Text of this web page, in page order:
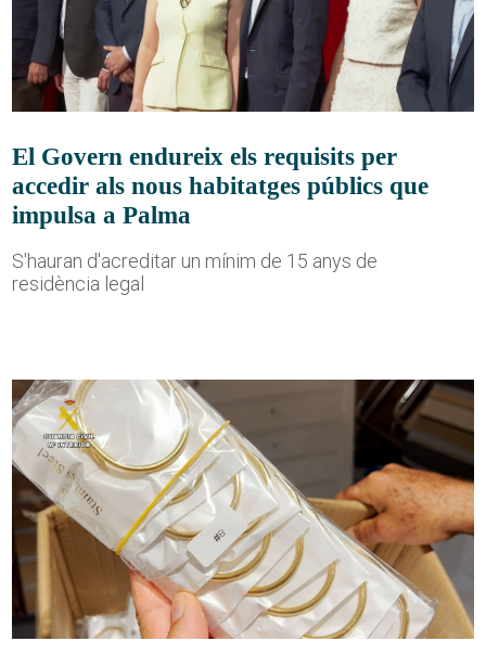
El Govern endureix els requisits per
accedir als nous habitatges públics que
impulsa a Palma
S'hauran d'acreditar un mínim de 15 anys de
residència legal